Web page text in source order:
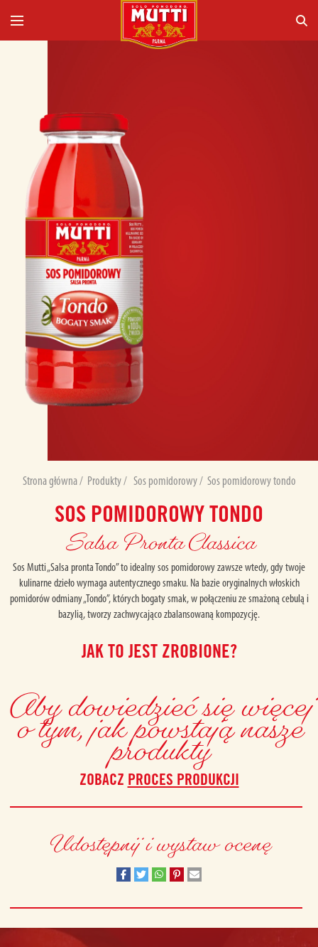
Strona główna/ Produkty/ Sos pomidorowy/ Sos pomidorowy tondo
SOS POMIDOROWY TONDO
Salsa Pronta Classica
Sos Mutti „Salsa pronta Tondo” to idealny sos pomidorowy zawsze wtedy, gdy twoje
kulinarne dzieło wymaga autentycznego smaku. Na bazie oryginalnych włoskich
pomidorów odmiany „Tondo”, których bogaty smak, w połączeniu ze smażoną cebulą i
bazylią, tworzy zachwycająco zbalansowaną kompozycję.
JAK TO JEST ZROBIONE?
Aby dowiedzieć się więcej
o tym, jak powstają nasze
produkty
ZOBACZ PROCES PRODUKCJI
Udostępnij i wystaw ocenę